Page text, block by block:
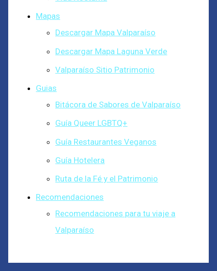
Mapas
Descargar Mapa Valparaíso
Descargar Mapa Laguna Verde
Valparaíso Sitio Patrimonio
Guias
Bitácora de Sabores de Valparaíso
Guía Queer LGBTQ+
Guía Restaurantes Veganos
Guía Hotelera
Ruta de la Fé y el Patrimonio
Recomendaciones
Recomendaciones para tu viaje a
Valparaíso